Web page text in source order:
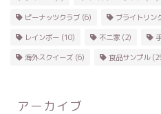
ピーナッツクラブ (6) ブライトリン
レインボー (10) 不二家 (2)
海外スクイーズ (6) 食品サンプル
アーカイブ